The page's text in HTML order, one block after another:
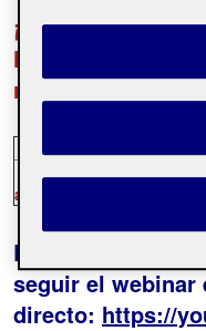
¡Importante! A
horarios del
residencia:
CDMX, Bogotá, Quito y
am
Este es el enlace
seguir el webinar
directo: https://